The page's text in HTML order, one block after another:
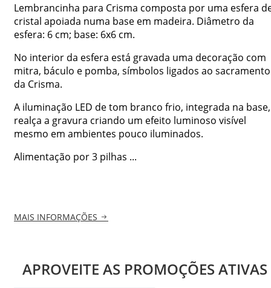
Lembrancinha para Crisma composta por uma esfera
cristal apoiada numa base em madeira. Diâmetro da
esfera: 6 cm; base: 6x6 cm.
No interior da esfera está gravada uma decoração com
mitra, báculo e pomba, símbolos ligados ao sacramento
da Crisma.
A iluminação LED de tom branco frio, integrada na base,
realça a gravura criando um efeito luminoso visível
mesmo em ambientes pouco iluminados.
Alimentação por 3 pilhas ...
MAIS INFORMAÇÕES
APROVEITE AS PROMOÇÕES ATIVAS